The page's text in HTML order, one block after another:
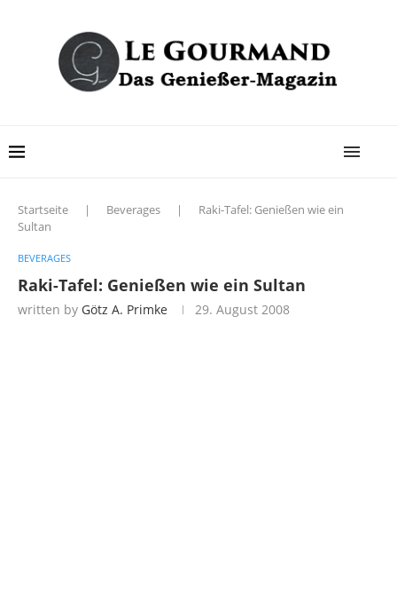
Startseite | Beverages |
Raki-Tafel: Genießen wie ein
Sultan
BEVERAGES
Raki-Tafel: Genießen wie ein Sultan
written by Götz A. Primke 29. August 2008